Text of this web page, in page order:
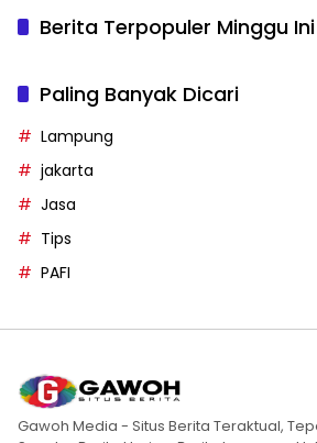
Berita Terpopuler Minggu Ini
Paling Banyak Dicari
Lampung
jakarta
Jasa
Tips
PAFI
Gawoh Media - Situs Berita Teraktual,